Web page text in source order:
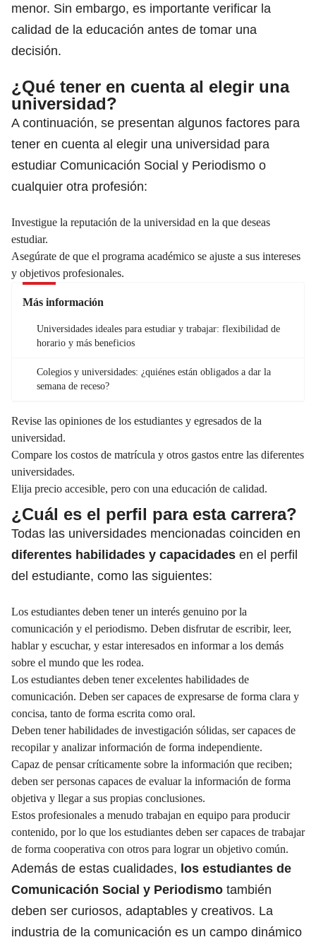
menor. Sin embargo, es importante verificar la
calidad de la educación antes de tomar una
decisión.
¿Qué tener en cuenta al elegir una
universidad?
A continuación, se presentan algunos factores para
tener en cuenta al elegir una universidad para
estudiar Comunicación Social y Periodismo o
cualquier otra profesión:
Investigue la reputación de la universidad en la que deseas
estudiar.
Asegúrate de que el programa académico se ajuste a sus intereses
y objetivos profesionales.
Más información
Universidades ideales para estudiar y trabajar: flexibilidad de
horario y más beneficios
Colegios y universidades: ¿quiénes están obligados a dar la
semana de receso?
Revise las opiniones de los estudiantes y egresados de la
universidad.
Compare los costos de matrícula y otros gastos entre las diferentes
universidades.
Elija precio accesible, pero con una educación de calidad.
¿Cuál es el perfil para esta carrera?
Todas las universidades mencionadas coinciden en
diferentes habilidades y capacidades en el perfil
del estudiante, como las siguientes:
Los estudiantes deben tener un interés genuino por la
comunicación y el periodismo. Deben disfrutar de escribir, leer,
hablar y escuchar, y estar interesados en informar a los demás
sobre el mundo que les rodea.
Los estudiantes deben tener excelentes habilidades de
comunicación. Deben ser capaces de expresarse de forma clara y
concisa, tanto de forma escrita como oral.
Deben tener habilidades de investigación sólidas, ser capaces de
recopilar y analizar información de forma independiente.
Capaz de pensar críticamente sobre la información que reciben;
deben ser personas capaces de evaluar la información de forma
objetiva y llegar a sus propias conclusiones.
Estos profesionales a menudo trabajan en equipo para producir
contenido, por lo que los estudiantes deben ser capaces de trabajar
de forma cooperativa con otros para lograr un objetivo común.
Además de estas cualidades, los estudiantes de
Comunicación Social y Periodismo también
deben ser curiosos, adaptables y creativos. La
industria de la comunicación es un campo dinámico